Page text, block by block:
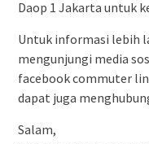
Daop 1 Jakarta untuk
Untuk informasi lebih
mengunjungi media
facebook commuter
dapat juga
Salam,